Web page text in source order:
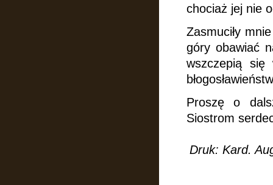
chociaż jej nie
Zasmuciły
góry obawiać
wszczepią się
Proszę o
Siostrom
Druk: Kard.